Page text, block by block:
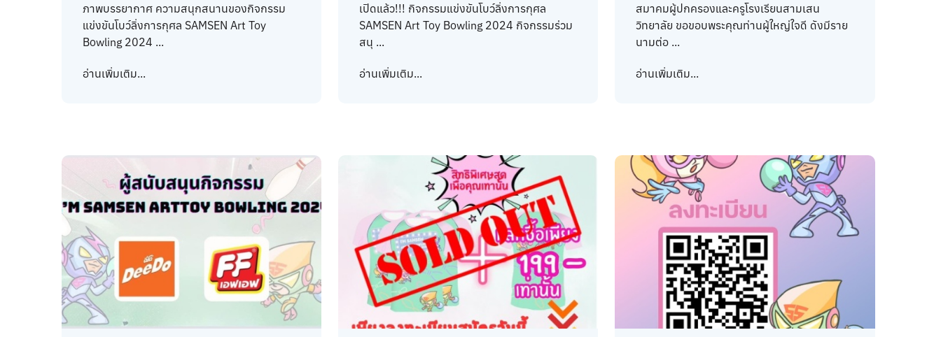
ภาพบรรยากาศ ความสนุกสนานของกิจกรรม
แข่งขันโบว์ลิ่งการกุศล SAMSEN Art Toy
Bowling 2024 ...
อ่านเพิ่มเติม...
เปิดแล้ว!!! กิจกรรมแข่งขันโบว์ลิ่งการกุศล
SAMSEN Art Toy Bowling 2024 กิจกรรมร่วม
สนุ ...
อ่านเพิ่มเติม...
สมาคมผู้ปกครองและครูโรงเรียนสามเสน
วิทยาลัย ขอขอบพระคุณท่านผู้ใหญ่ใจดี ดังมีราย
นามต่อ ...
อ่านเพิ่มเติม...